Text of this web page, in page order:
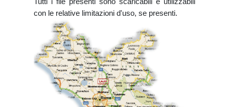
con le relative limitazioni d'uso, se presenti.